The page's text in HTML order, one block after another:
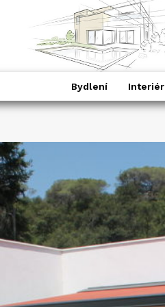
Bydlení Interiér